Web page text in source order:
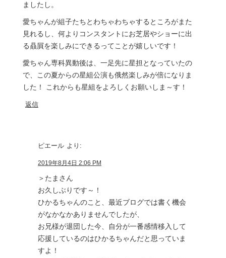
ましたし。
愛ちゃんが組子たちとわちゃわちゃするところがまた
見れるし、何よりコンスタントにお芝居やショーに出
る贔屓を楽しみにできるってことが嬉しいです！
愛ちゃん専科異動後は、一足先に星担となっていたの
で、この夏からの星組公演も俄然楽しみが倍になりま
した！ これからも星組をよろしくお願いしま～す！
返信
ピエール より:
2019年8月4日 2:06 PM
＞たまさん
お久しぶりです～！
ひかるちゃんのこと、最近ブログでは書く機会
がなかなかありませんでしたが、
お兄様が退団した今、自分が一番感情移入して
応援しているのはひかるちゃんだと思っていま
すよ！